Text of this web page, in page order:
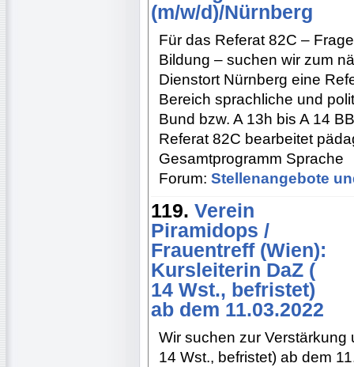
(m/w/d)/Nürnberg
Für das Referat 82C –
Bildung – suchen wir zum
Dienstort Nürnberg eine
Bereich sprachliche und
Bund bzw. A 13h bis A 14
Referat 82C bearbeitet
Gesamtprogramm Sprache
Forum: Stellenangebote
119. Verein
Piramidops /
Frauentreff (Wien):
Kursleiterin DaZ (
14 Wst., befristet)
ab dem 11.03.2022
Wir suchen zur Verstärkung
14 Wst., befristet) ab dem